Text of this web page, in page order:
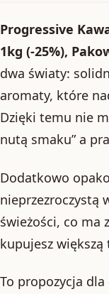
Progressive
1kg (-25%),
dwa światy:
aromaty, które
Dzięki temu nie
nutą smaku” a
Dodatkowo
nieprzezroczystą
świeżości, co ma
kupujesz
To propozycja